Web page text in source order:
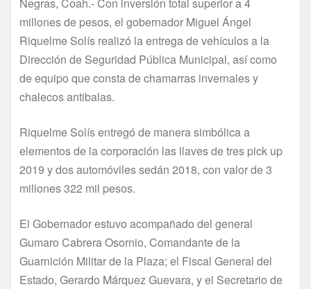
Negras, Coah.- Con inversión total superior a 4
millones de pesos, el gobernador Miguel Ángel
Riquelme Solís realizó la entrega de vehículos a la
Dirección de Seguridad Pública Municipal, así como
de equipo que consta de chamarras invernales y
chalecos antibalas.
Riquelme Solís entregó de manera simbólica a
elementos de la corporación las llaves de tres pick up
2019 y dos automóviles sedán 2018, con valor de 3
millones 322 mil pesos.
El Gobernador estuvo acompañado del general
Gumaro Cabrera Osornio, Comandante de la
Guarnición Militar de la Plaza; el Fiscal General del
Estado, Gerardo Márquez Guevara, y el Secretario de